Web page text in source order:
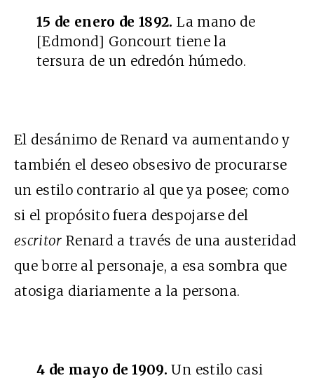
15 de enero de 1892. La mano de
[Edmond] Goncourt tiene la
tersura de un edredón húmedo.
El desánimo de Renard va aumentando y
también el deseo obsesivo de procurarse
un estilo contrario al que ya posee; como
si el propósito fuera despojarse del
escritor Renard a través de una austeridad
que borre al personaje, a esa sombra que
atosiga diariamente a la persona.
4 de mayo de 1909. Un estilo casi